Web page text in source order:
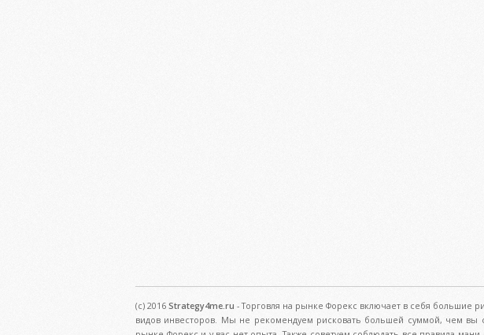
(c) 2016 Strategy4me.ru - Торговля на рынке Форекс включает в себя большие
видов инвесторов. Мы не рекомендуем рисковать большей суммой, чем вы